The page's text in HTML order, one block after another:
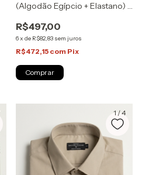
(Algodão Egípcio + Elastano) |
R$497,00
6x de R$82,83 sem juros
R$472,15 com Pix
Comprar
1 /4